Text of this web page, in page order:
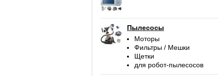
Пылесосы
Моторы
Фильтры / Мешки
Щетки
для робот-пылесосов